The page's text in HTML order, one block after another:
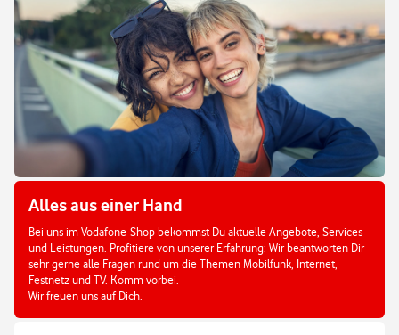
Alles aus einer Hand
Bei uns im Vodafone-Shop bekommst Du aktuelle Angebote, Services
und Leistungen. Profitiere von unserer Erfahrung: Wir beantworten Dir
sehr gerne alle Fragen rund um die Themen Mobilfunk, Internet,
Festnetz und TV. Komm vorbei.
Wir freuen uns auf Dich.